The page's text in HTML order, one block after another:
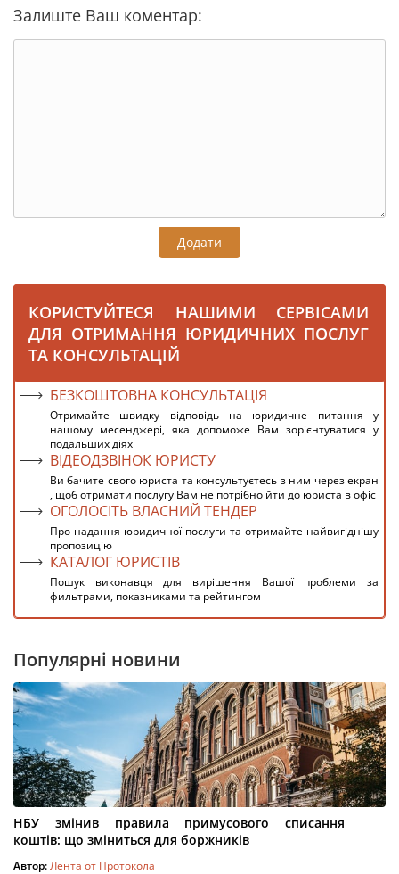
Залиште Ваш коментар:
Додати
КОРИСТУЙТЕСЯ НАШИМИ СЕРВІСАМИ
ДЛЯ ОТРИМАННЯ ЮРИДИЧНИХ ПОСЛУГ
ТА КОНСУЛЬТАЦІЙ
БЕЗКОШТОВНА КОНСУЛЬТАЦІЯ
Отримайте швидку відповідь на юридичне питання у
нашому месенджері, яка допоможе Вам зорієнтуватися у
подальших діях
ВІДЕОДЗВІНОК ЮРИСТУ
Ви бачите свого юриста та консультуєтесь з ним через екран
, щоб отримати послугу Вам не потрібно йти до юриста в офіс
ОГОЛОСІТЬ ВЛАСНИЙ ТЕНДЕР
Про надання юридичної послуги та отримайте найвигіднішу
пропозицію
КАТАЛОГ ЮРИСТІВ
Пошук виконавця для вирішення Вашої проблеми за
фильтрами, показниками та рейтингом
Популярні новини
НБУ змінив правила примусового списання
коштів: що зміниться для боржників
Автор:Лента от Протокола